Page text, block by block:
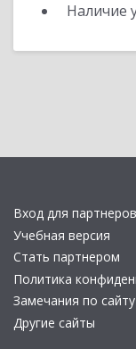
Наличие
Вход для
Учебная версия
Стать партнером
Политика
Замечания по сайту
Другие сайты